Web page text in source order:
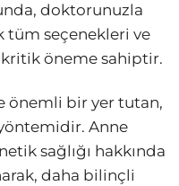
doktorunuzla
tüm seçenekleri ve
kritik öneme sahiptir.
önemli bir yer tutan,
Anne
sağlığı hakkında
daha bilinçli